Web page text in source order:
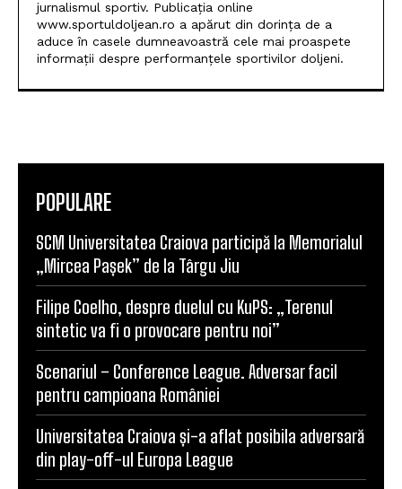
„Mircea Pașek” de la Târgu Jiu
Filipe Coelho, despre duelul cu KuPS: „Terenul
sintetic va fi o provocare pentru noi”
Scenariul – Conference League. Adversar facil
pentru campioana României
Universitatea Craiova și-a aflat posibila adversară
din play-off-ul Europa League
Un nou baschetbalist american ajunge la SCM
Universitatea Craiova. Nu e străin de LNBM